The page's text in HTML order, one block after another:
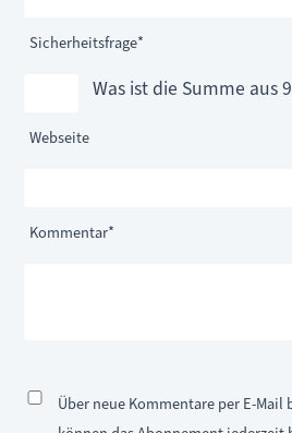
Webseite
Pflichtfeld
Sicherheitsfrage*
Was ist die Summe aus
Pflichtfeld
Kommentar*
Über neue Kommentare per E-